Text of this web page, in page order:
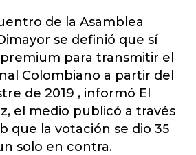
de la Asamblea
se definió que sí
para transmitir el
Colombiano a partir del
de 2019 , informó El
el medio publicó a través
que la votación se dio 35
solo en contra.